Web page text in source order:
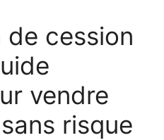
de cession
vendre
risque